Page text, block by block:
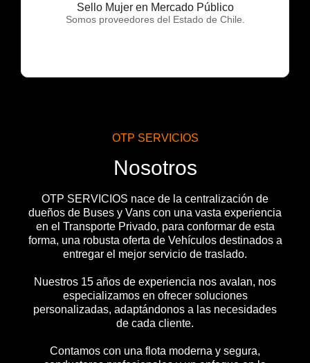
Sello Mujer en Mercado Público
Somos proveedores del Estado de Chile.
OTP Servicios
OTP SERVICIOS
Nosotros
OTP SERVICIOS nace de la centralización de
dueños de Buses y Vans con una vasta experiencia
en el Transporte Privado, para conformar de esta
forma, una robusta oferta de Vehículos destinados a
entregar el mejor servicio de traslado.
Nuestros 15 años de experiencia nos avalan, nos
especializamos en ofrecer soluciones
personalizadas, adaptándonos a las necesidades
de cada cliente.
Contamos con una flota moderna y segura,